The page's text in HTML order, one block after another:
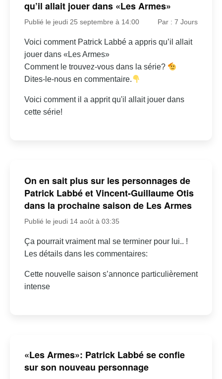
qu’il allait jouer dans «Les Armes»
Publié le jeudi 25 septembre à 14:00 Par : 7 Jours
Voici comment Patrick Labbé a appris qu’il allait
jouer dans «Les Armes»
Comment le trouvez-vous dans la série?
Dites-le-nous en commentaire.
Voici comment il a apprit qu'il allait jouer dans
cette série!
On en sait plus sur les personnages de
Patrick Labbé et Vincent-Guillaume Otis
dans la prochaine saison de Les Armes
Publié le jeudi 14 août à 03:35
Ça pourrait vraiment mal se terminer pour lui.. !
Les détails dans les commentaires:
Cette nouvelle saison s’annonce particulièrement
intense
«Les Armes»: Patrick Labbé se confie
sur son nouveau personnage